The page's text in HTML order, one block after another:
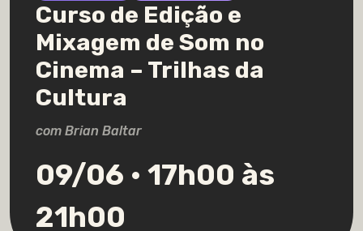
Curso de Edição e
Mixagem de Som no
Cinema – Trilhas da
Cultura
com Brian Baltar
09/06 • 17h00 às
21h00